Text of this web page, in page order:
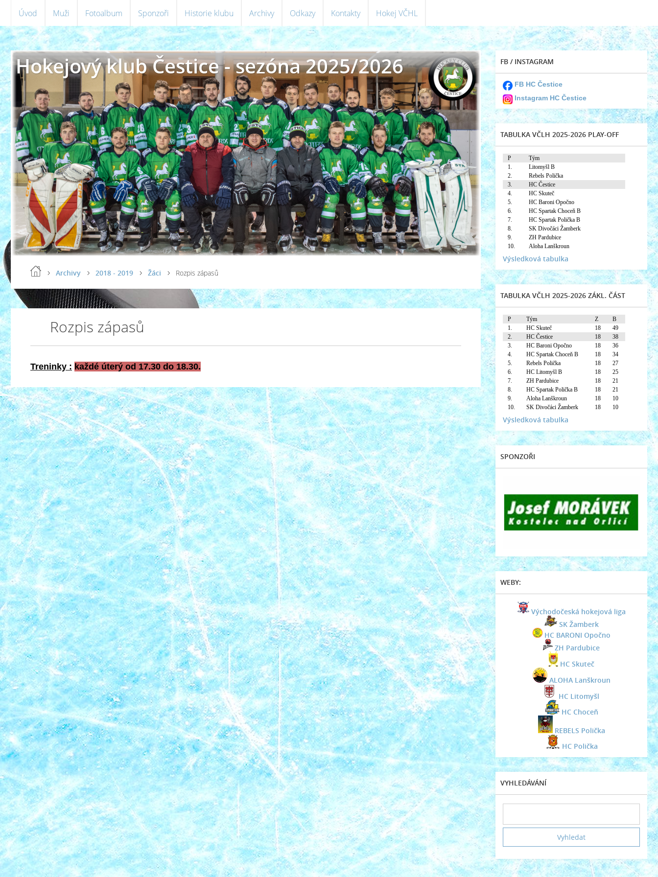
Úvod Muži Fotoalbum Sponzoři Historie klubu Archivy Odkazy Kontakty Hokej VČHL
Hokejový klub Čestice - sezóna 2025/2026
Archivy 2018 - 2019 Žáci Rozpis zápasů
Rozpis zápasů
Treninky : každé úterý od 17.30 do 18.30.
FB / INSTAGRAM
FB HC Čestice
Instagram HC Čestice
TABULKA VČLH 2025-2026 PLAY-OFF
P
Tým
1.
Litomyšl B
2.
Rebels Polička
3.
HC Čestice
4.
HC Skuteč
5.
HC Baroni Opočno
6.
HC Spartak Choceň B
7.
HC Spartak Polička B
8.
SK Divočáci Žamberk
9.
ZH Pardubice
10.
Aloha Lanškroun
Výsledková tabulka
TABULKA VČLH 2025-2026 ZÁKL. ČÁST
P Tým Z
B
1.
HC Skuteč 18
49
2.
HC Čestice 18
38
3.
HC Baroni Opočno 18
36
4.
HC Spartak Choceň B 18
34
5.
Rebels Polička 18
27
6.
HC Litomyšl B 18
25
7.
ZH Pardubice 18
21
8.
HC Spartak Polička B 18
21
9.
Aloha Lanškroun 18
10
10.
SK Divočáci Žamberk 18 10
Výsledková tabulka
SPONZOŘI
WEBY:
Východočeská hokejová liga
SK Žamberk
HC BARONI Opočno
ZH Pardubice
HC Skuteč
ALOHA Lanškroun
HC Litomyšl
HC Choceň
REBELS Polička
HC Polička
VYHLEDÁVÁNÍ